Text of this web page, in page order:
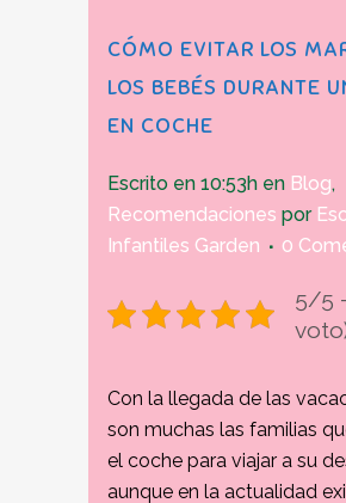
CÓMO EVITAR LOS
LOS BEBÉS DURANTE
EN COCHE
Escrito en 10:53h en Blog,
Recomendaciones por
Infantiles Garden
0
5/5
Con la llegada de las
son muchas las familias
el coche para viajar a su
aunque en la actualidad